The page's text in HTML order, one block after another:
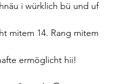
i würklich bü und uf
mitem 14. Rang mitem
ermöglicht hii!